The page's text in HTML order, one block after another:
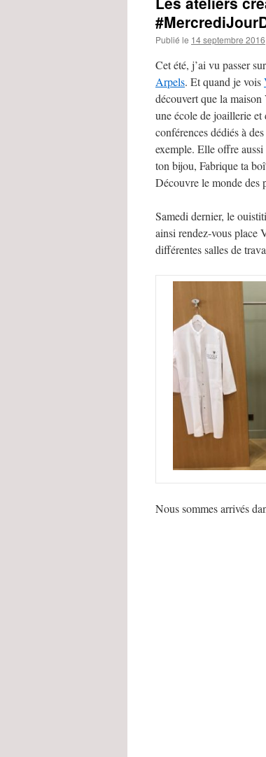
Publié le 14 septembre 2016
Cet été, j’ai vu passer
Arpels. Et quand je vois
découvert que la
une école de joaillerie et
conférences dédiés à
exemple. Elle offre
ton bijou, Fabrique ta
Découvre le monde des
Samedi dernier, le
ainsi rendez-vous place
différentes salles de
Nous sommes arrivés